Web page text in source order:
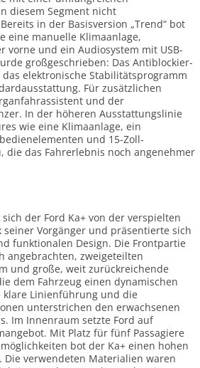
diesem Segment nicht
in der Basisversion „Trend“ bot
eine manuelle Klimaanlage,
vorne und ein Audiosystem mit USB-
großgeschrieben: Das Antiblockier-
das elektronische Stabilitätsprogramm
Für zusätzlichen
und der
In der höheren Ausstattungslinie
wie eine Klimaanlage, ein
und 15-Zoll-
die das Fahrerlebnis noch angenehmer
der Ford Ka+ von der verspielten
seiner Vorgänger und präsentierte sich
funktionalen Design. Die Frontpartie
angebrachten, zweigeteilten
und große, weit zurückreichende
dem Fahrzeug einen dynamischen
klare Linienführung und die
unterstrichen den erwachsenen
Im Innenraum setzte Ford auf
Mit Platz für fünf Passagiere
bot der Ka+ einen hohen
verwendeten Materialien waren